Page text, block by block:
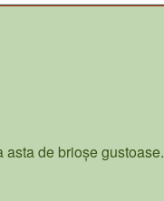
asta de brioșe gustoase.